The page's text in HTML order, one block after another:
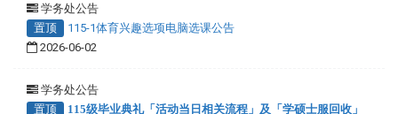
学务处公告
置顶
115-1体育兴趣选项电脑选课公告
2026-06-02
学务处公告
置顶
115级毕业典礼「活动当日相关流程」及「学硕士服回收」